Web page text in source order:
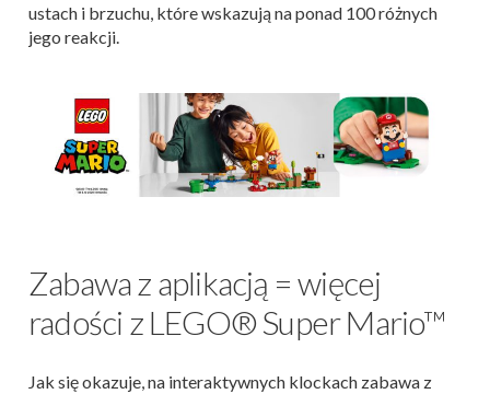
ustach i brzuchu, które wskazują na ponad 100 różnych
jego reakcji.
Zabawa z aplikacją = więcej
radości z LEGO® Super Mario™
Jak się okazuje, na interaktywnych klockach zabawa z